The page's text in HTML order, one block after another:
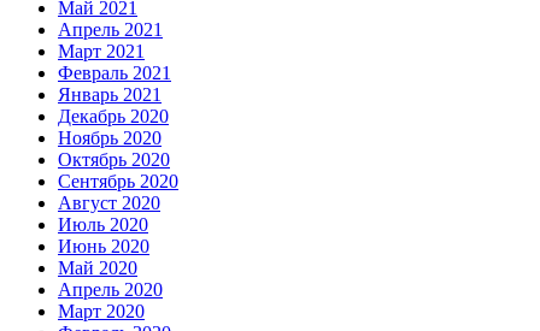
Май 2021
Апрель 2021
Март 2021
Февраль 2021
Январь 2021
Декабрь 2020
Ноябрь 2020
Октябрь 2020
Сентябрь 2020
Август 2020
Июль 2020
Июнь 2020
Май 2020
Апрель 2020
Март 2020